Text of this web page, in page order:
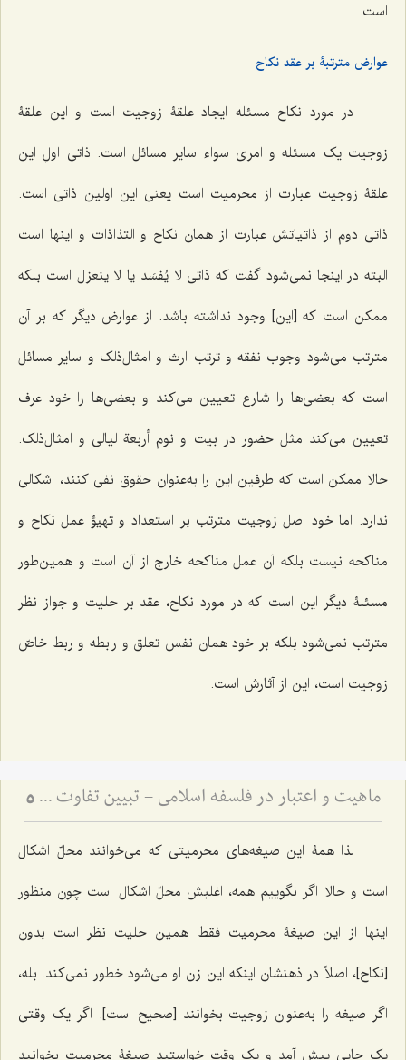
است.
عوارض مترتبۀ بر عقد نکاح
در مورد نکاح مسئله ایجاد علقۀ زوجیت است و این علقۀ
زوجیت یک مسئله و امری سواء سایر مسائل است. ذاتی اولِ این
علقۀ زوجیت عبارت از محرمیت است یعنی این اولین ذاتی است.
ذاتی دوم از ذاتیاتش عبارت از همان نکاح و التذاذات و اینها است
البته در اینجا نمی‌شود گفت که ذاتی لا یُفسَد یا لا ینعزل است بلکه
ممکن است که [این] وجود نداشته باشد. از عوارض دیگر که بر آن
مترتب می‌شود وجوب نفقه و ترتب ارث و امثال‌ذلک و سایر مسائل
است که بعضی‌ها را شارع تعیین می‌کند و بعضی‌ها را خود عرف
تعیین می‌کند مثل حضور در بیت و نوم أربعة‌ لیالی و امثال‌ذلک.
حالا ممکن است که طرفین این را به‌عنوان حقوق نفی کنند، اشکالی
ندارد. اما خود اصل زوجیت مترتب بر استعداد و تهیؤ عمل نکاح و
مناکحه نیست بلکه آن عمل مناکحه خارج از آن است و همین‌طور
مسئلۀ دیگر این است که در مورد نکاح، عقد بر حلیت و جواز نظر
مترتب نمی‌شود بلکه بر خود همان نفس تعلق و رابطه و ربط خاصّ
زوجیت است، این از آثارش است.
ماهیت و اعتبار در فلسفه اسلامی - تبیین تفاوت میان امور اعتباری و حقایق وجودی 5
لذا همۀ این صیغه‌های محرمیتی که می‌خوانند محلّ اشکال
است و حالا اگر نگوییم همه، اغلبش محلّ اشکال است چون منظور
اینها از این صیغۀ محرمیت فقط همین حلیت نظر است بدون
[نکاح]، اصلاً در ذهنشان اینکه این زن او می‌شود خطور نمی‌کند. بله،
اگر صیغه را به‌عنوان زوجیت بخوانند [صحیح است]. اگر یک وقتی
یک جایی پیش آمد و یک وقت خواستید صیغۀ محرمیت بخوانید